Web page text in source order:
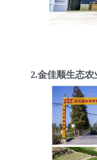
2.金佳顺生态农